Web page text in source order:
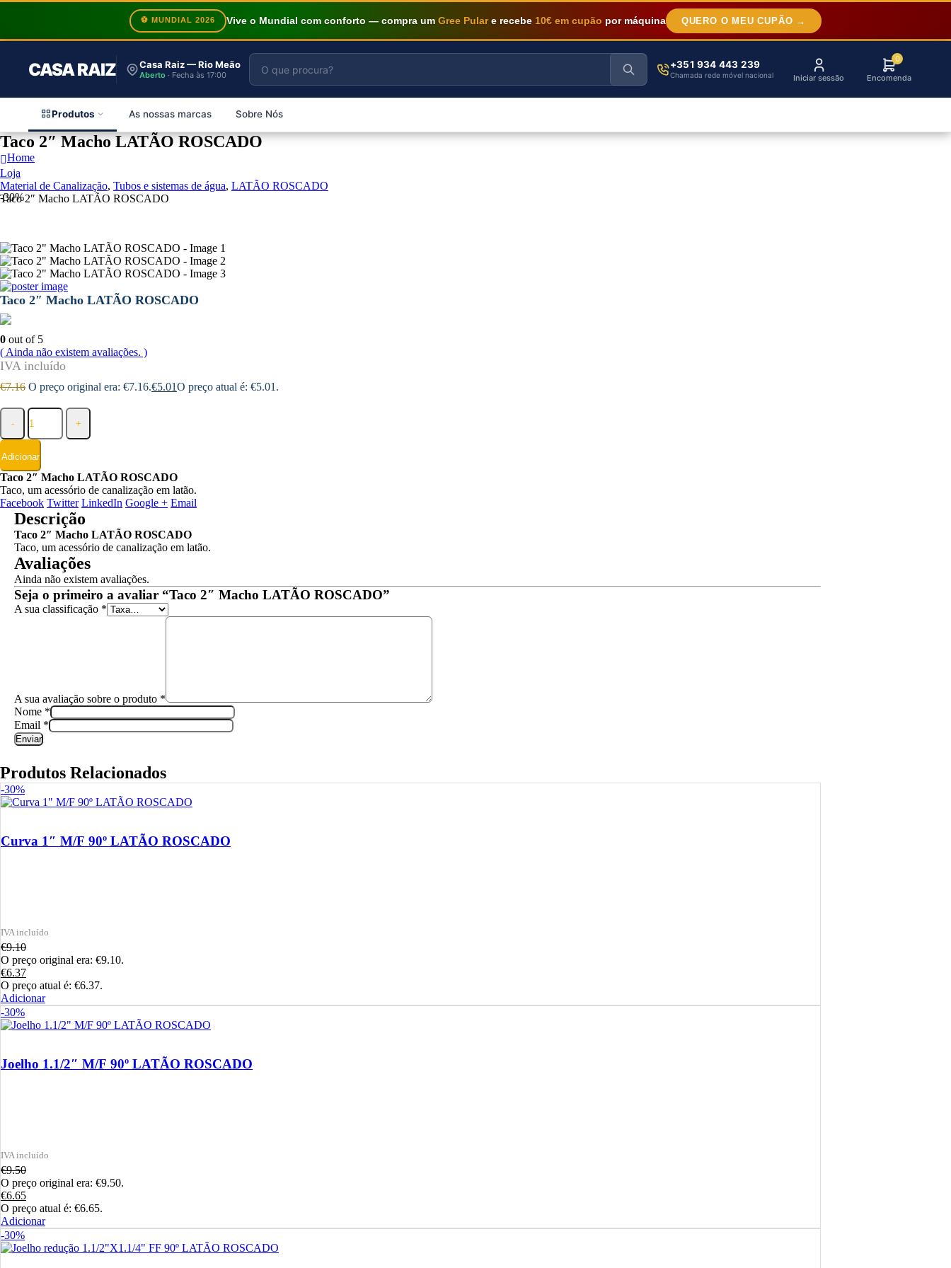
⚽ MUNDIAL 2026 Vive o Mundial com conforto — compra um Gree Pulare recebe 10€ em cupão por máquina QUERO O MEU CUPÃO →
CASA RAIZ Casa Raiz — Rio Meão
Aberto · Fecha às 17:00
+351 934 443 239
Chamada rede móvel nacional Iniciar sessão
0
Encomenda
Produtos As nossas marcas Sobre Nós
Taco 2″ Macho LATÃO ROSCADO
Home
Loja
Material de Canalização, Tubos e sistemas de água, LATÃO ROSCADO
Taco 2″ Macho LATÃO ROSCADO
-30%
Taco 2″ Macho LATÃO ROSCADO
0 out of 5
( Ainda não existem avaliações. )
€7.16 O preço original era: €7.16.€5.01O preço atual é: €5.01.
- +
Adicionar
Taco 2″ Macho LATÃO ROSCADO
Taco, um acessório de canalização em latão.
Facebook Twitter LinkedIn Google + Email
Descrição
Taco 2″ Macho LATÃO ROSCADO
Taco, um acessório de canalização em latão.
Avaliações
Ainda não existem avaliações.
Seja o primeiro a avaliar “Taco 2″ Macho LATÃO ROSCADO”
A sua classificação *
A sua avaliação sobre o produto *
Nome *
Email *
Produtos Relacionados
-30%
Curva 1″ M/F 90º LATÃO ROSCADO
€9.10
O preço original era: €9.10.
€6.37
O preço atual é: €6.37.
Adicionar
-30%
Joelho 1.1/2″ M/F 90º LATÃO ROSCADO
€9.50
O preço original era: €9.50.
€6.65
O preço atual é: €6.65.
Adicionar
-30%